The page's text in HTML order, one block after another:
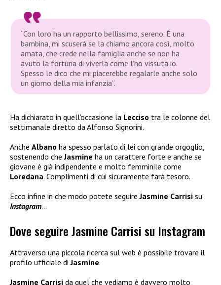
“Con loro ha un rapporto bellissimo, sereno. È una
bambina, mi scuserà se la chiamo ancora così, molto
amata, che crede nella famiglia anche se non ha
avuto la fortuna di viverla come l’ho vissuta io.
Spesso le dico che mi piacerebbe regalarle anche solo
un giorno della mia infanzia“.
Ha dichiarato in quell’occasione la Lecciso tra le colonne del
settimanale diretto da Alfonso Signorini.
Anche Albano ha spesso parlato di lei con grande orgoglio,
sostenendo cheJasmine ha un carattere forte e anche se
giovane è già indipendente e molto femminile come
Loredana. Complimenti di cui sicuramente farà tesoro.
Ecco infine in che modo potete seguireJasmine Carrisi su
Instagram…
Dove seguire Jasmine Carrisi su Instagram
Attraverso una piccola ricerca sul web è possibile trovare il
profilo ufficiale diJasmine.
Jasmine Carrisi da quel che vediamo è davvero molto